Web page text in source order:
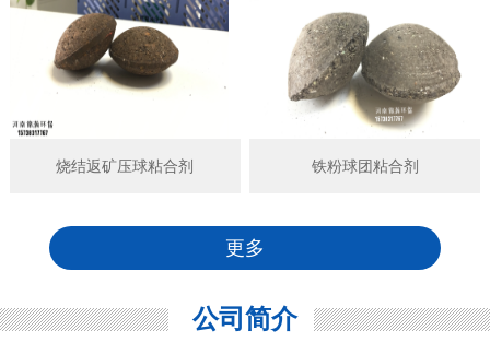
烧结返矿压球粘合剂 铁粉球团粘合剂
更多
公司简介